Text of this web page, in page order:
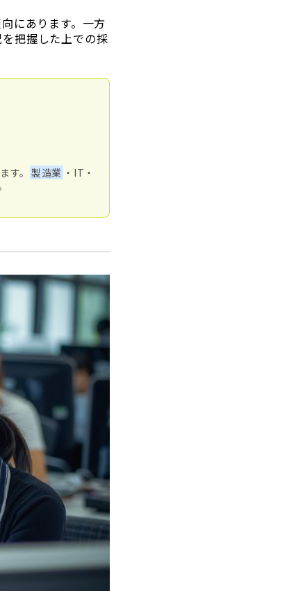
にあります。一方
把握した上での採
す。 製造業 ・IT・